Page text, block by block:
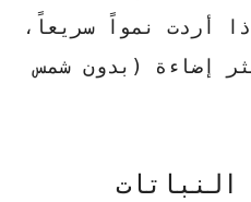
أردت نمواً سريعاً،
إضاءة (بدون شمس